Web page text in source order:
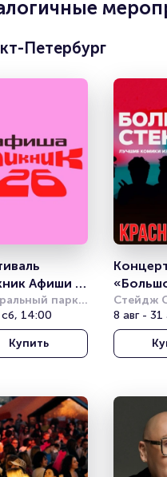
Петербург
Афиши
Санкт- парк
и отдыха
М. Кирова
сб, 14:00
Купить
Красный
Стейдж
Клаб
Club)
8 авг - 31